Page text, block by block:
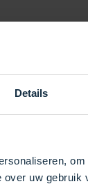
Details
uw